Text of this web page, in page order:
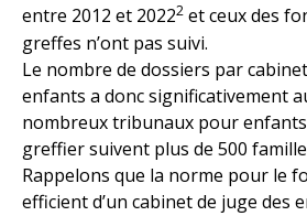
entre 2012 et 20222 et ceux des
greffes n’ont pas suivi.
Le nombre de dossiers par
enfants a donc significativement
nombreux tribunaux pour
greffier suivent plus de 500
Rappelons que la norme pour le
efficient d’un cabinet de juge des